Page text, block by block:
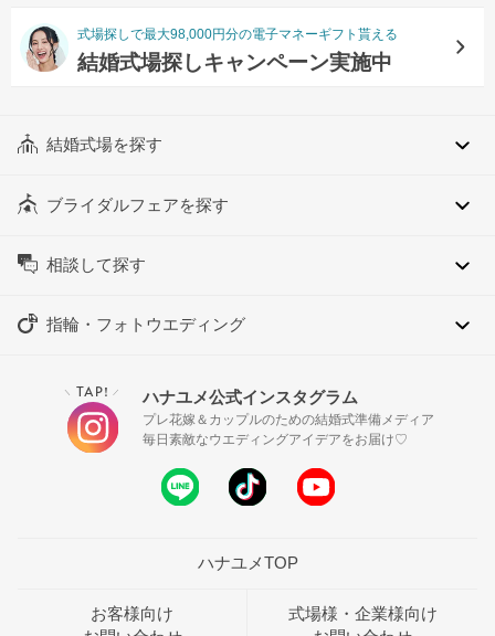
式場探しで最大98,000円分の電子マネーギフト貰える
結婚式場探しキャンペーン実施中
結婚式場を探す
ブライダルフェアを探す
相談して探す
指輪・フォトウエディング
＼ TAP! ／ ハナユメ公式インスタグラム
プレ花嫁＆カップルのための結婚式準備メディア
毎日素敵なウエディングアイデアをお届け♡
ハナユメTOP
お客様向け
式場様・企業様向け